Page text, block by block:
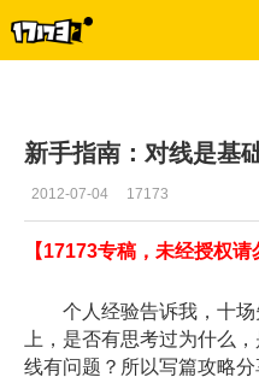
新手指南：对线是基
2012-07-04 17173
【17173专稿，未经授权请
个人经验告诉我，十场
上，是否有思考过为什么
线有问题？所以写篇攻略